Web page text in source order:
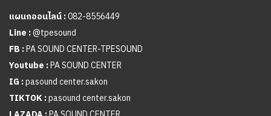
แผนกออนไลน์ :082-8556449
Line :@tpesound
FB :PA SOUND CENTER-TPESOUND
Youtube :PA SOUND CENTER
IG :pasound center.sakon
TIKTOK :pasound center.sakon